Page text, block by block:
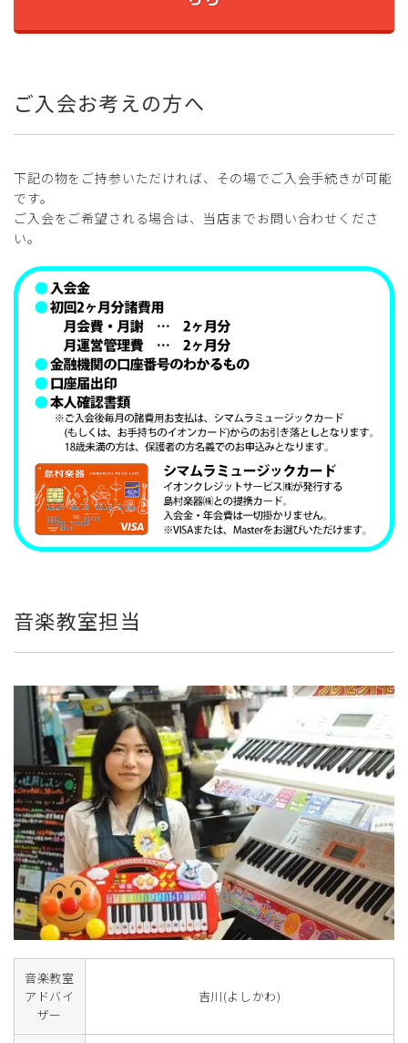
ご入会お考えの方へ
下記の物をご持参いただければ、その場でご入会手続きが可能
です。
ご入会をご希望される場合は、当店までお問い合わせくださ
い。
音楽教室担当
音楽教室
アドバイ
ザー
吉川(よしかわ)